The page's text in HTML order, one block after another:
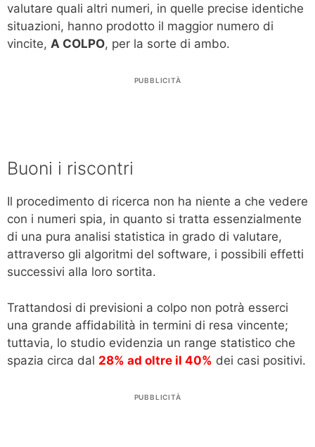
valutare quali altri numeri, in quelle precise identiche
situazioni, hanno prodotto il maggior numero di
vincite, A COLPO, per la sorte di ambo.
PUBBLICITÀ
Buoni i riscontri
Il procedimento di ricerca non ha niente a che vedere
con i numeri spia, in quanto si tratta essenzialmente
di una pura analisi statistica in grado di valutare,
attraverso gli algoritmi del software, i possibili effetti
successivi alla loro sortita.
Trattandosi di previsioni a colpo non potrà esserci
una grande affidabilità in termini di resa vincente;
tuttavia, lo studio evidenzia un range statistico che
spazia circa dal 28% ad oltre il 40% dei casi positivi.
PUBBLICITÀ